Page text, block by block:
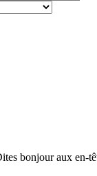
bonjour aux en-